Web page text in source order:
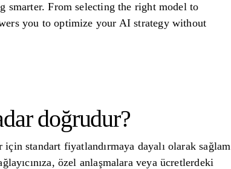
smarter. From selecting the right model to
you to optimize your AI strategy without
doğrudur?
standart fiyatlandırmaya dayalı olarak sağlam
özel anlaşmalara veya ücretlerdeki